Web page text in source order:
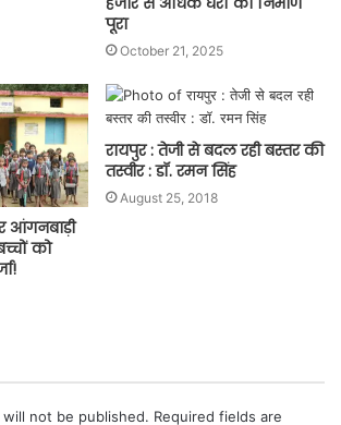
पूरा
October 21, 2025
आंगनबाड़ी
को
रायपुर : तेजी से बदल रही बस्तर की
तस्वीर : डॉ. रमन सिंह
August 25, 2018
not be published. Required fields are